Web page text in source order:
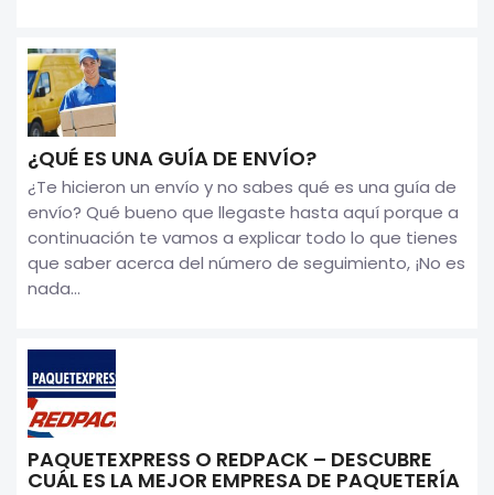
¿QUÉ ES UNA GUÍA DE ENVÍO?
¿Te hicieron un envío y no sabes qué es una guía de
envío? Qué bueno que llegaste hasta aquí porque a
continuación te vamos a explicar todo lo que tienes
que saber acerca del número de seguimiento, ¡No es
nada...
PAQUETEXPRESS O REDPACK – DESCUBRE
CUÁL ES LA MEJOR EMPRESA DE PAQUETERÍA